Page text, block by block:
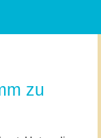
zu